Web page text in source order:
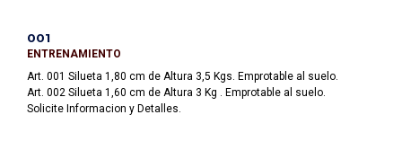
001
ENTRENAMIENTO
Art. 001 Silueta 1,80 cm de Altura 3,5 Kgs. Emprotable al suelo.
Art. 002 Silueta 1,60 cm de Altura 3 Kg . Emprotable al suelo.
Solicite Informacion y Detalles.